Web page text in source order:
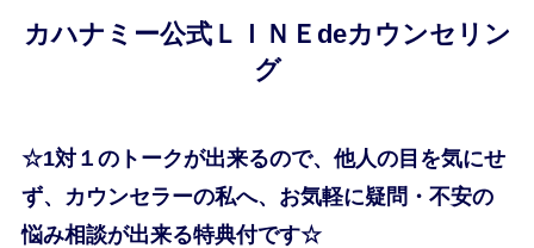
カハナミー公式ＬＩＮＥdeカウンセリン
グ
☆1対１のトークが出来るので、他人の目を気にせ
ず、カウンセラーの私へ、お気軽に疑問・不安の
悩み相談が出来る特典付です☆